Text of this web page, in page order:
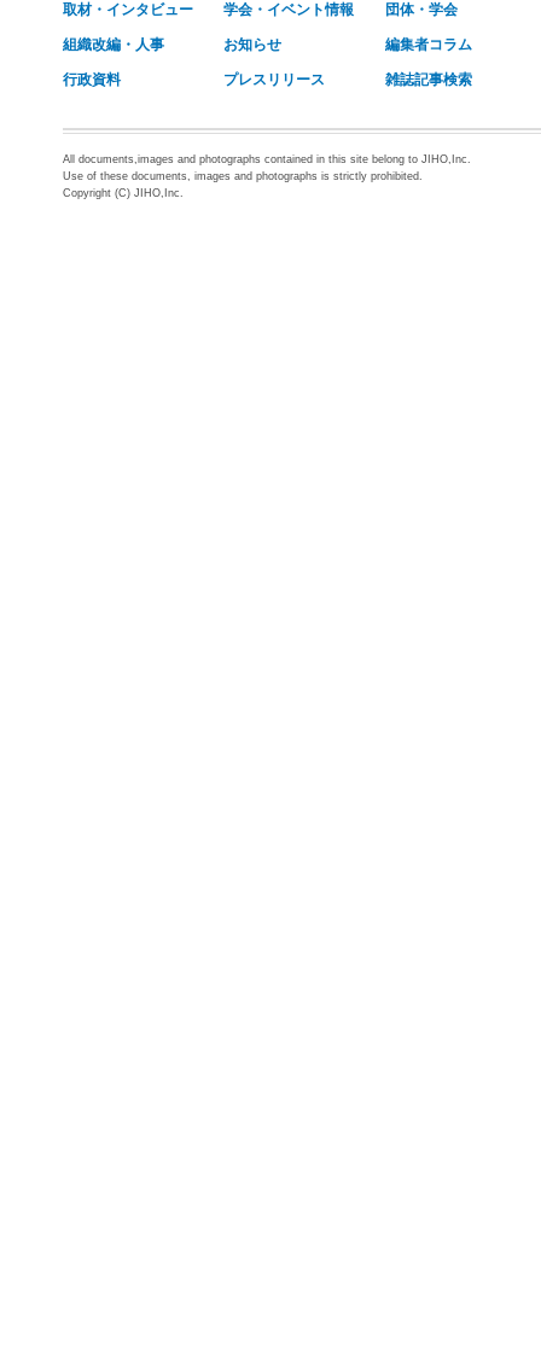
取材・インタビュー 学会・イベント情報 団体・学会
組織改編・人事 お知らせ 編集者コラム
行政資料 プレスリリース 雑誌記事検索
All documents,images and photographs contained in this site belong to JIHO,Inc.
Use of these documents, images and photographs is strictly prohibited.
Copyright (C) JIHO,Inc.